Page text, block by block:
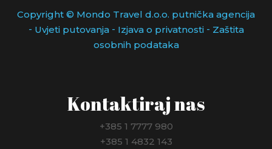
Copyright © Mondo Travel d.o.o. putnička agencija
- Uvjeti putovanja- Izjava o privatnosti- Zaštita
osobnih podataka
Kontaktiraj nas
+385 1 7777 980
+385 1 4832 143